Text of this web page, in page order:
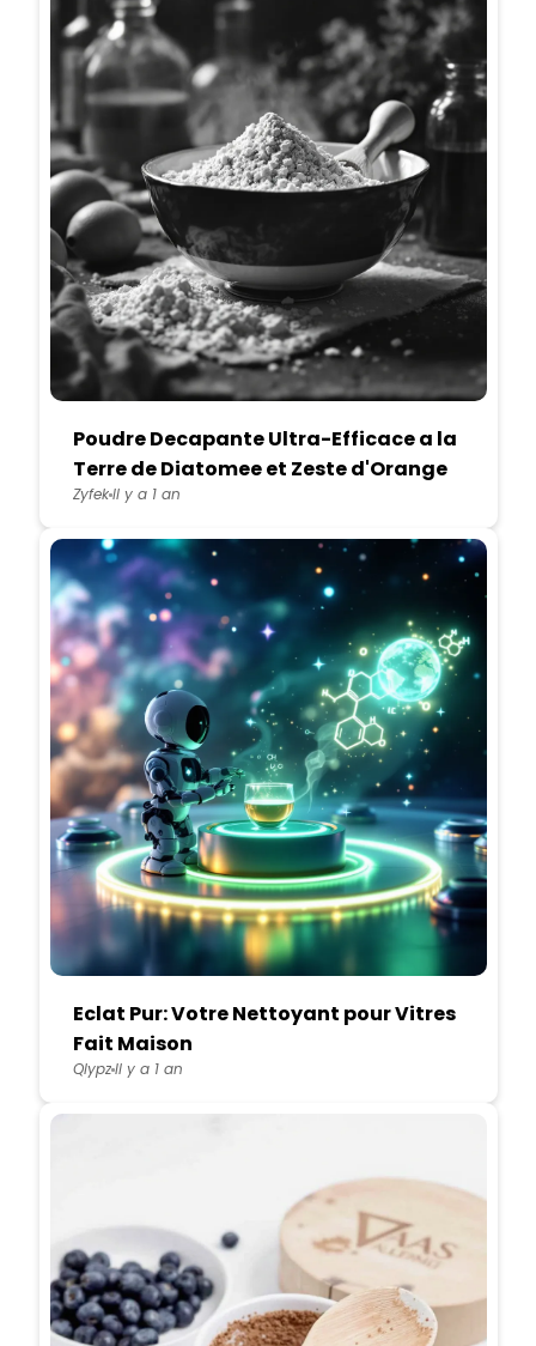
Poudre Decapante Ultra-Efficace a la
Terre de Diatomee et Zeste d'Orange
ZyfekIl y a 1 an
Eclat Pur: Votre Nettoyant pour Vitres
Fait Maison
QlypzIl y a 1 an